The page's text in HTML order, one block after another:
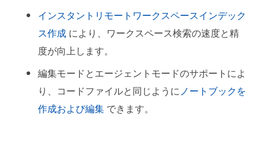
インライン提案の構文ハイライト
Tree-Sitterベースの構文ハイライト (プレビュ
ー)
ジョンを4.5に
インスタントリモートワークスペースインデック
ス作成 により、ワークスペース検索の速度と精
度が向上します。
編集モードとエージェントモードのサポートによ
り、コードファイルと同じように ノートブックを
作成および編集 できます。